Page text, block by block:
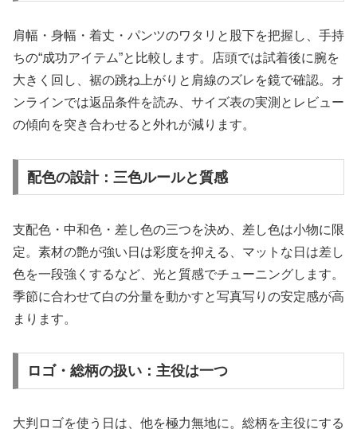
肩幅・身幅・着丈・パンツのワタリと股下を把握し、手持
ちの“成功アイテム”と比較します。店頭では試着後に腕を
大きく回し、裾の跳ね上がりと肩線のズレを鏡で確認。オ
ンラインでは返品条件を読み、サイズ表の実測とレビュー
の傾向を突き合わせると外れが減ります。
配色の設計：三色ルールと質感
支配色・中和色・差し色の三つを決め、差し色は小物に限
定。素材の艶が強い日は彩度を抑える、マットな日は差し
色を一段強くするなど、光と質感でチューニングします。
季節に合わせて白の分量を動かすと写真写りの安定感が高
まります。
ロゴ・総柄の扱い：主役は一つ
大判ロゴを使う日は、他を極力無地に。総柄を主役にする